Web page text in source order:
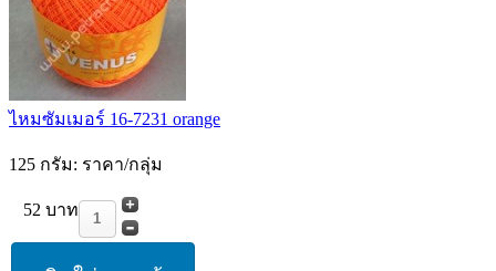
ไหมซัมเมอร์ 16-7231 orange
125 กรัม: ราคา/กลุ่ม
52 บาท